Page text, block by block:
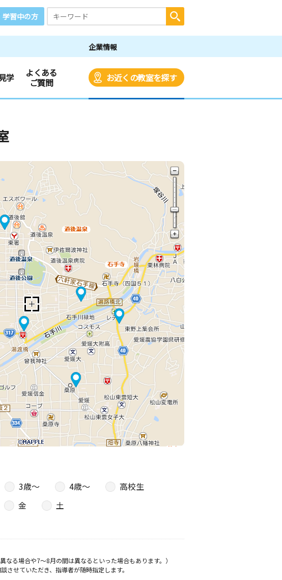
学習中の方
企業情報
学
よくある
ご質問
お近くの教室を探す
3歳〜 4歳〜
高校生
金
土
る場合や7～8月の間は異なるといった場合もあります。）
せていただき、指導者が随時指定します。